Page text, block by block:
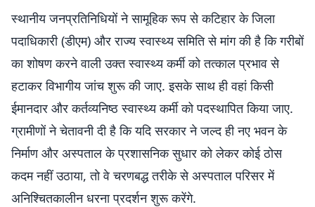
स्थानीय जनप्रतिनिधियों ने सामूहिक रूप से कटिहार के जिला
पदाधिकारी (डीएम) और राज्य स्वास्थ्य समिति से मांग की है कि गरीबों
का शोषण करने वाली उक्त स्वास्थ्य कर्मी को तत्काल प्रभाव से
हटाकर विभागीय जांच शुरू की जाए. इसके साथ ही वहां किसी
ईमानदार और कर्तव्यनिष्ठ स्वास्थ्य कर्मी को पदस्थापित किया जाए.
ग्रामीणों ने चेतावनी दी है कि यदि सरकार ने जल्द ही नए भवन के
निर्माण और अस्पताल के प्रशासनिक सुधार को लेकर कोई ठोस
कदम नहीं उठाया, तो वे चरणबद्ध तरीके से अस्पताल परिसर में
अनिश्चितकालीन धरना प्रदर्शन शुरू करेंगे.